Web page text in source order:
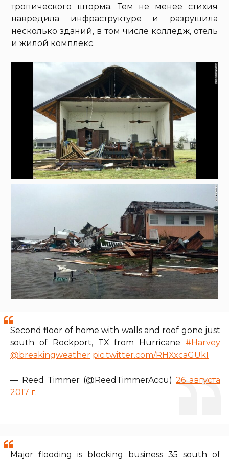
тропического шторма. Тем не менее стихия
навредила инфраструктуре и разрушила
несколько зданий, в том числе колледж, отель
и жилой комплекс.
Second floor of home with walls and roof gone just
south of Rockport, TX from Hurricane#Harvey
@breakingweather pic.twitter.com/RHXxcaGUkI
— Reed Timmer (@ReedTimmerAccu)26 августа
2017 г.
Major flooding is blocking business 35 south of